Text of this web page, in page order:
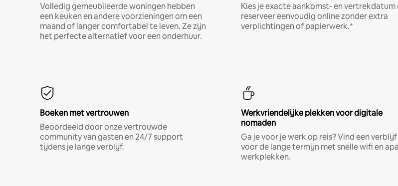
Volledig gemeubileerde woningen hebben
een keuken en andere voorzieningen om een
maand of langer comfortabel te leven. Ze zijn
het perfecte alternatief voor een onderhuur.
Kies je exacte aankomst- en vertrekdatum
reserveer eenvoudig online zonder extra
verplichtingen of papierwerk.*
Boeken met vertrouwen
Beoordeeld door onze vertrouwde
community van gasten en 24/7 support
tijdens je lange verblijf.
Werkvriendelijke plekken voor digitale
nomaden
Ga je voor je werk op reis? Vind een verblijf
voor de lange termijn met snelle wifi en
werkplekken.